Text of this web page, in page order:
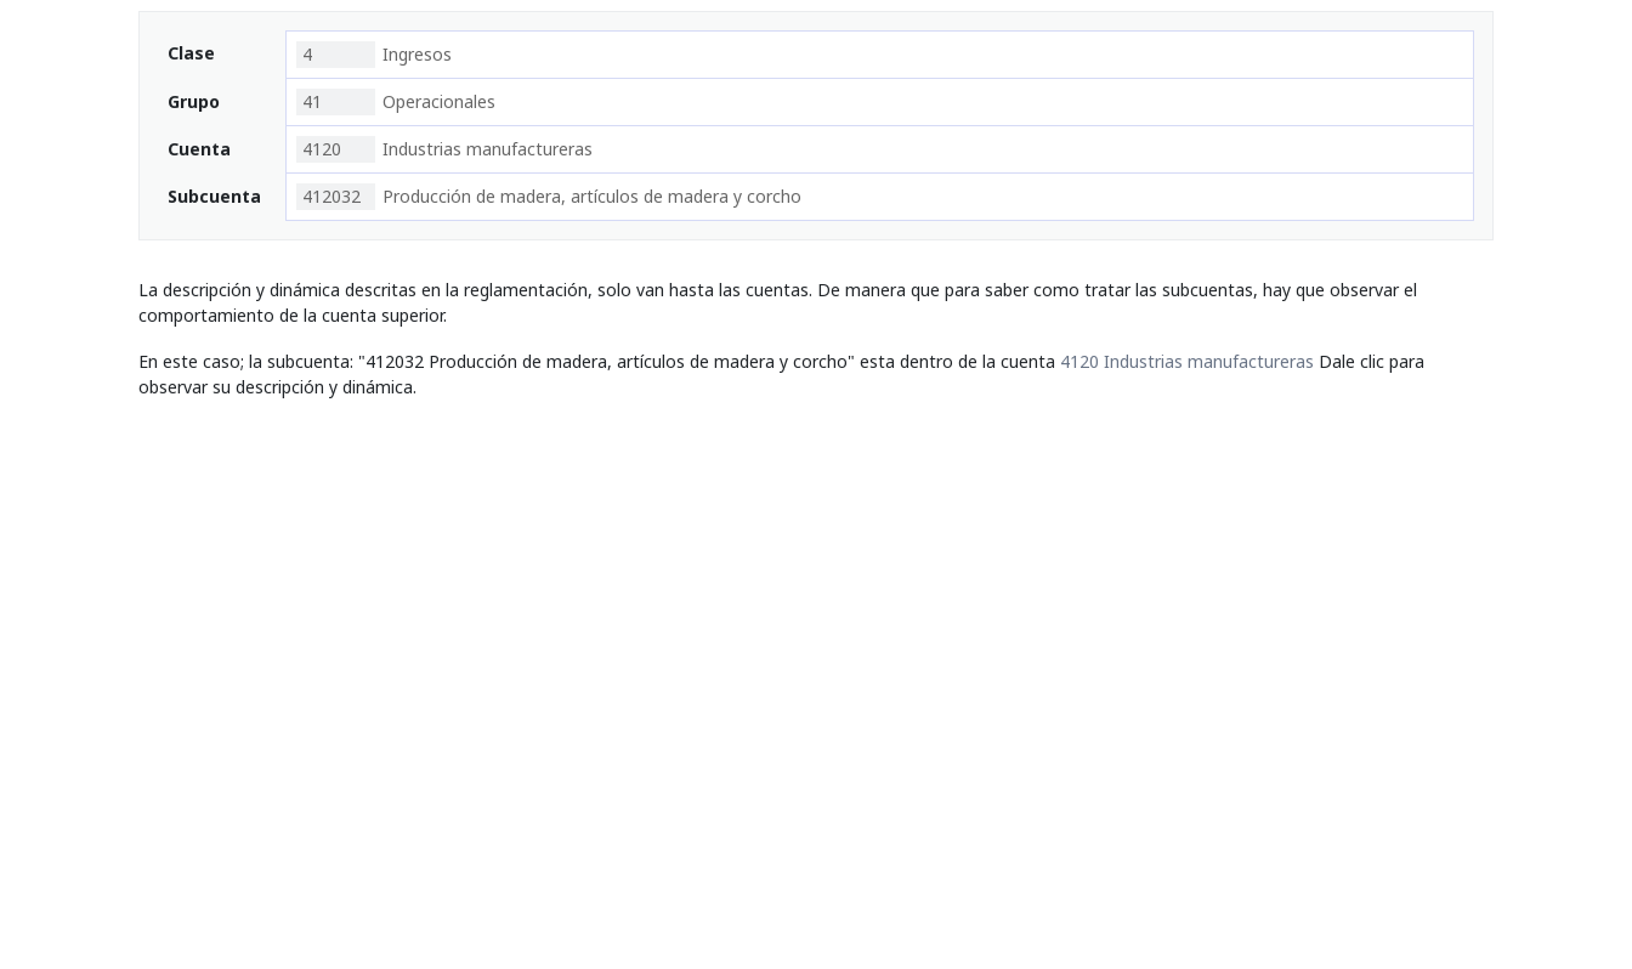
Clase 4 Ingresos
Grupo 41 Operacionales
Cuenta 4120 Industrias manufactureras
Subcuenta 412032 Producción de madera, artículos de madera y corcho
La descripción y dinámica descritas en la reglamentación, solo van hasta las cuentas. De manera que para saber como tratar las subcuentas, hay que observar el
comportamiento de la cuenta superior.
En este caso; la subcuenta: "412032 Producción de madera, artículos de madera y corcho" esta dentro de la cuenta 4120 Industrias manufactureras Dale clic para
observar su descripción y dinámica.